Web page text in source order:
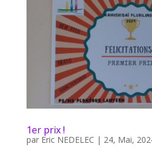
1er prix !
par Eric NEDELEC | 24, Mai,